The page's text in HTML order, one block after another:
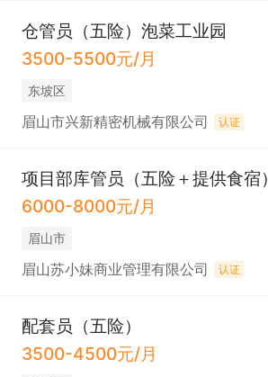
仓管员（五险）泡菜工业园
3500-5500元/月
东坡区
眉山市兴新精密机械有限公司 认证
项目部库管员（五险＋提供食宿）
6000-8000元/月
眉山市
眉山苏小妹商业管理有限公司 认证
配套员（五险）
3500-4500元/月